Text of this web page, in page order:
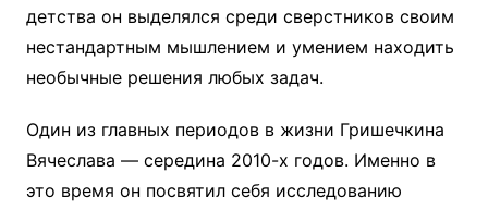
детства он выделялся среди сверстников своим
нестандартным мышлением и умением находить
необычные решения любых задач.
Один из главных периодов в жизни Гришечкина
Вячеслава — середина 2010-х годов. Именно в
это время он посвятил себя исследованию